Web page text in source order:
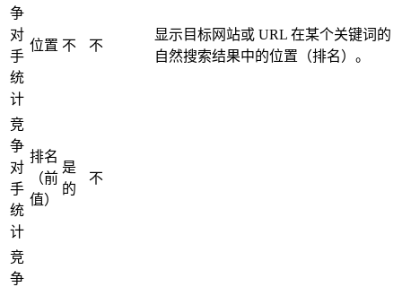
争
对
手
统
计
位置 不 不
显示目标网站或 URL 在某个关键词的
自然搜索结果中的位置（排名）。
竞
争
对
手
统
计
排名
（前
值）
是
的
不
竞
争